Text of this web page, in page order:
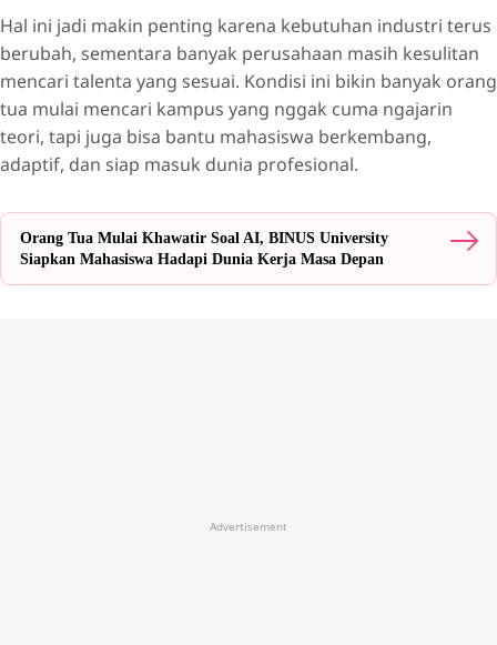
Hal ini jadi makin penting karena kebutuhan industri terus
berubah, sementara banyak perusahaan masih kesulitan
mencari talenta yang sesuai. Kondisi ini bikin banyak orang
tua mulai mencari kampus yang nggak cuma ngajarin
teori, tapi juga bisa bantu mahasiswa berkembang,
adaptif, dan siap masuk dunia profesional.
Orang Tua Mulai Khawatir Soal AI, BINUS University
Siapkan Mahasiswa Hadapi Dunia Kerja Masa Depan
Advertisement